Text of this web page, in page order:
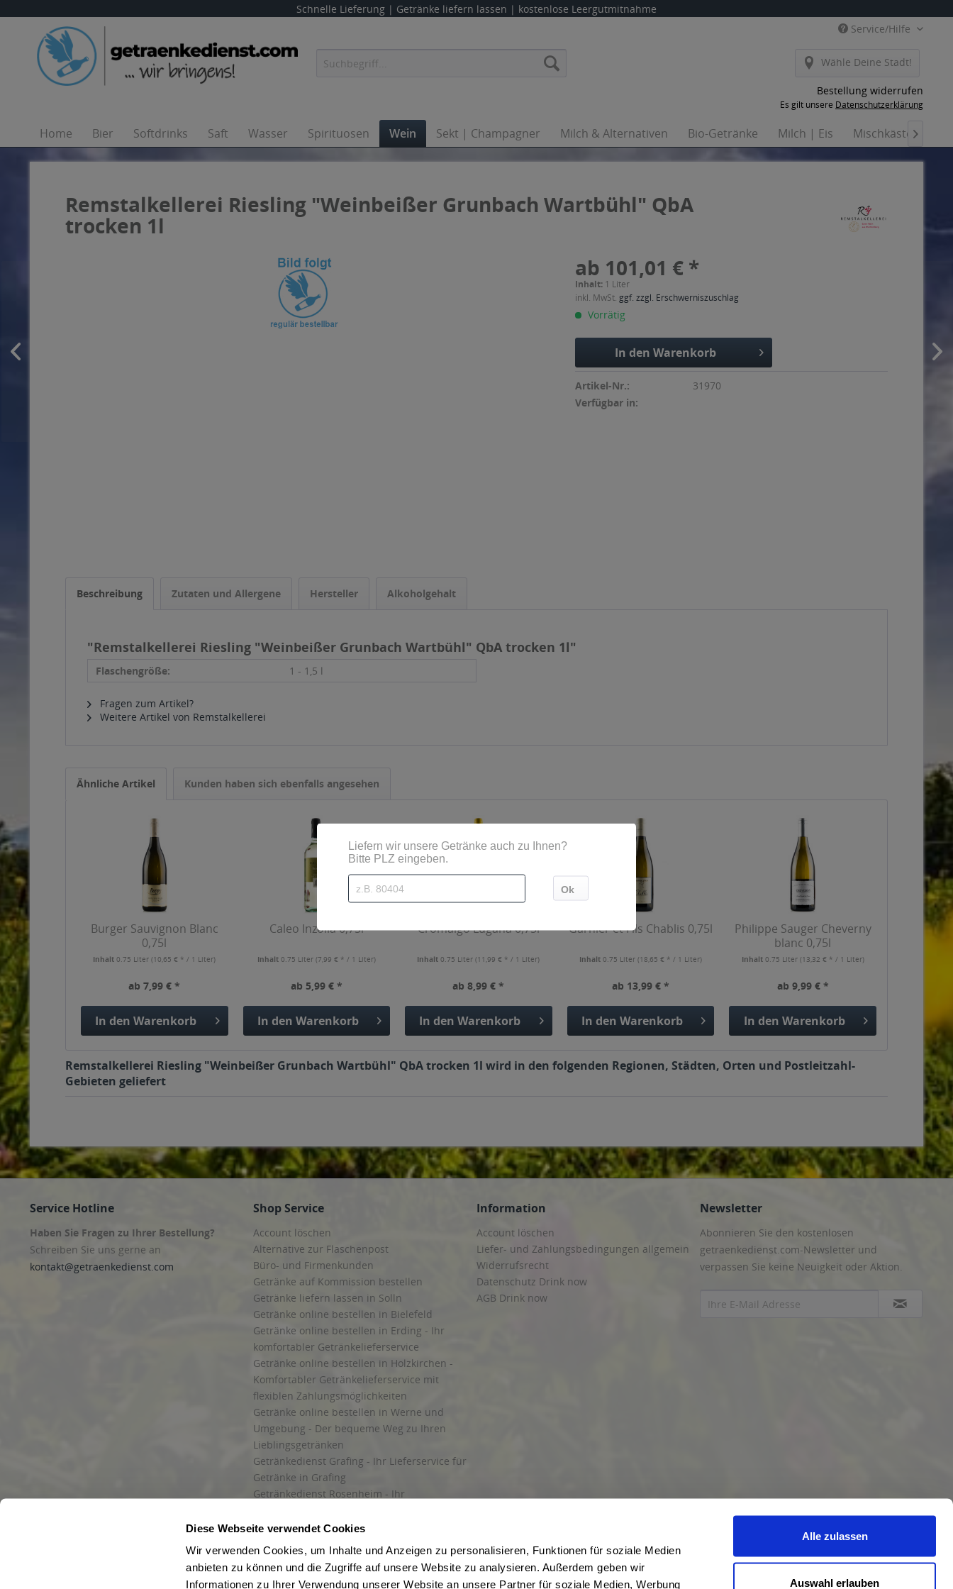
Diese Webseite verwendet Cookies
Wir verwenden Cookies, um Inhalte und Anzeigen zu personalisieren, Funktionen für soziale Medien
anbieten zu können und die Zugriffe auf unsere Website zu analysieren. Außerdem geben wir
Informationen zu Ihrer Verwendung unserer Website an unsere Partner für soziale Medien, Werbung
Alle zulassen
Auswahl erlauben
Schnelle Lieferung | Getränke liefern lassen | kostenlose Leergutmitnahme
Service/Hilfe
Wähle Deine Stadt!
Bestellung widerrufen
Es gilt unsere Datenschutzerklärung
Home Bier Softdrinks Saft Wasser Spirituosen Wein Sekt | Champagner Milch & Alternativen Bio-Getränke Milch | Eis Mischkästen

Remstalkellerei Riesling "Weinbeißer Grunbach Wartbühl" QbA
trocken 1l
ab 101,01 € *
Inhalt: 1 Liter
inkl. MwSt. ggf. zzgl. Erschwerniszuschlag
Vorrätig
In den Warenkorb
Artikel-Nr.:
31970
Verfügbar in:
Beschreibung Zutaten und Allergene Hersteller Alkoholgehalt
"Remstalkellerei Riesling "Weinbeißer Grunbach Wartbühl" QbA trocken 1l"
Flaschengröße: 1 - 1,5 l
Fragen zum Artikel?
Weitere Artikel von Remstalkellerei
Ähnliche Artikel Kunden haben sich ebenfalls angesehen
Burger Sauvignon Blanc
0,75l
Inhalt0.75 Liter(10,65 € * / 1 Liter)
ab 7,99 € *
In den Warenkorb
Caleo Inzolia 0,75l
Inhalt 0.75 Liter (7,99 € * / 1 Liter)
ab 5,99 € *
In den Warenkorb
Cromalgo Lugana 0,75l
Inhalt0.75 Liter(11,99 € * / 1 Liter)
ab 8,99 € *
In den Warenkorb
Garnier et Fils Chablis 0,75l
Inhalt0.75 Liter(18,65 € * / 1 Liter)
ab 13,99 € *
In den Warenkorb
Philippe Sauger Cheverny
blanc 0,75l
Inhalt 0.75 Liter (13,32 € * / 1 Liter)
ab 9,99 € *
In den Warenkorb
Remstalkellerei Riesling "Weinbeißer Grunbach Wartbühl" QbA trocken 1l wird in den folgenden Regionen, Städten, Orten und Postleitzahl-
Gebieten geliefert
Service Hotline
Haben Sie Fragen zu Ihrer Bestellung?
Schreiben Sie uns gerne an
kontakt@getraenkedienst.com
Shop Service
Account löschen
Alternative zur Flaschenpost
Büro- und Firmenkunden
Getränke auf Kommission bestellen
Getränke liefern lassen in Solln
Getränke online bestellen in Bielefeld
Getränke online bestellen in Erding - Ihr
komfortabler Getränkelieferservice
Getränke online bestellen in Holzkirchen -
Komfortabler Getränkelieferservice mit
flexiblen Zahlungsmöglichkeiten
Getränke online bestellen in Werne und
Umgebung - Der bequeme Weg zu Ihren
Lieblingsgetränken
Getränkedienst Grafing - Ihr Lieferservice für
Getränke in Grafing
Getränkedienst Rosenheim - Ihr
und Umgebung
Liefergebiet
Lieferservice für Getränke
Information
Account löschen
Liefer- und Zahlungsbedingungen allgemein
Widerrufsrecht
Datenschutz Drink now
AGB Drink now
Newsletter
Abonnieren Sie den kostenlosen
getraenkedienst.com-Newsletter und
verpassen Sie keine Neuigkeit oder Aktion.